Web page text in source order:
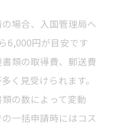
要な準備事項
理ポイント解説
申請費用の最適化
用シミュレーショ
比較の重要性
場合、入国管理局へ
6,000円が目安です
類の取得費、郵送費
く見受けられます。
の数によって変動
一括申請時にはコス